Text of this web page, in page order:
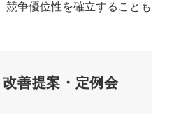
競争優位性を確立することも
善提案・定例会